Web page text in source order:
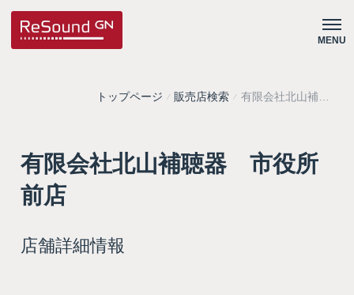
MENU
トップページ 販売店検索
有限会社北山補聴
有限会社北山補聴器 市役所
前店
店舗詳細情報